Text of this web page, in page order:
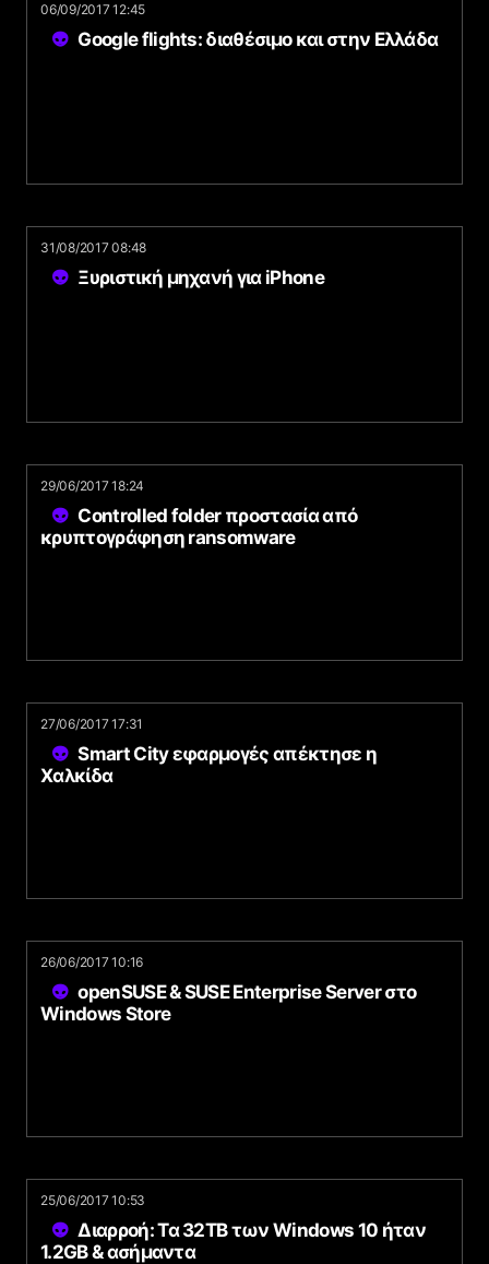
06/09/2017 12:45
Google flights: διαθέσιμο και στην Ελλάδα
31/08/2017 08:48
Ξυριστική μηχανή για iPhone
29/06/2017 18:24
Controlled folder προστασία από
κρυπτογράφηση ransomware
27/06/2017 17:31
Smart City εφαρμογές απέκτησε η
Χαλκίδα
26/06/2017 10:16
openSUSE & SUSE Enterprise Server στο
Windows Store
25/06/2017 10:53
Διαρροή: Τα 32TB των Windows 10 ήταν
1.2GB & ασήμαντα